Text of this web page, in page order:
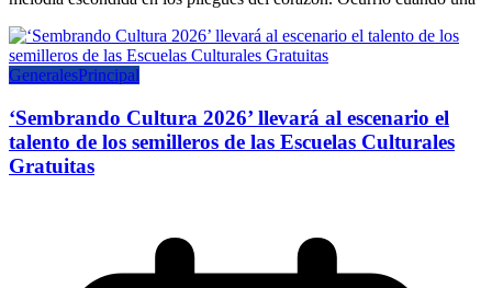
GeneralesPrincipal
‘Sembrando Cultura 2026’ llevará al escenario el
talento de los semilleros de las Escuelas Culturales
Gratuitas